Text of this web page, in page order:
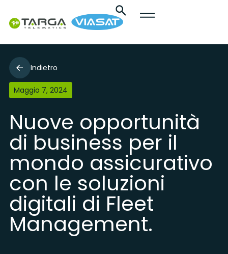
Indietro
Maggio 7, 2024
Nuove opportunità
di business per il
mondo assicurativo
con le soluzioni
digitali di Fleet
Management.